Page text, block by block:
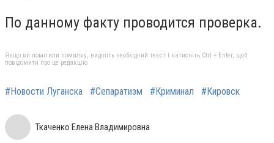
По данному факту проводится проверка.
Якщо ви помітили помилку, виділіть необхідний текст і натисніть Ctrl + Enter, щоб
повідомити про це редакцію
#Новости Луганска #Сепаратизм #Криминал #Кировск
Ткаченко Елена Владимировна